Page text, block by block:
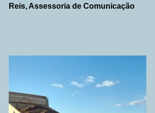
Reis, Assessoria de Comunicação